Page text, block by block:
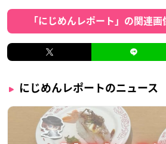
「にじめんレポート」の関連
にじめんレポートのニュース